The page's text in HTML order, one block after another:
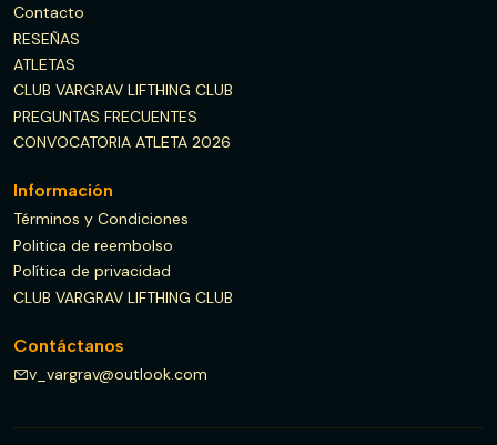
Contacto
RESEÑAS
ATLETAS
CLUB VARGRAV LIFTHING CLUB
PREGUNTAS FRECUENTES
CONVOCATORIA ATLETA 2026
Información
Términos y Condiciones
Politica de reembolso
Política de privacidad
CLUB VARGRAV LIFTHING CLUB
Contáctanos
v_vargrav@outlook.com